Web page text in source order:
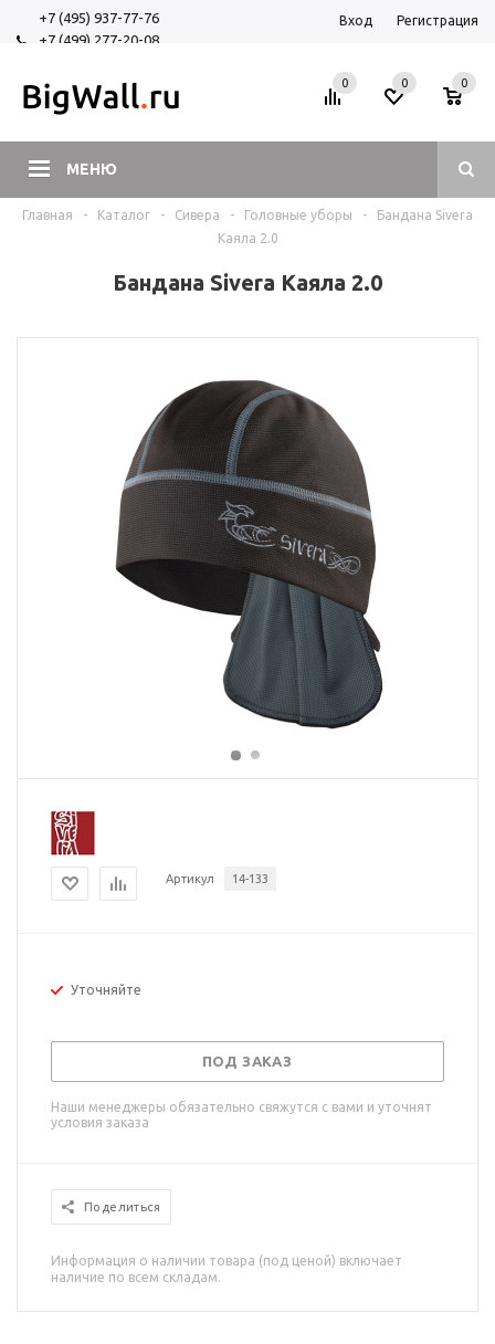
+7 (495) 937-77-76
+7 (499) 277-20-08
Вход Регистрация
МЕНЮ
0 0
0
Главная - Каталог - Сивера - Головные уборы -
Бандана Sivera
Каяла 2.0
Бандана Sivera Каяла 2.0
Артикул 14-133
Уточняйте
ПОД ЗАКАЗ
Наши менеджеры обязательно свяжутся с вами и уточнят
условия заказа
Поделиться
Информация о наличии товара (под ценой) включает
наличие по всем складам.